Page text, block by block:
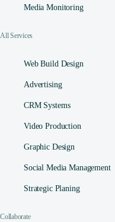
Media Monitoring
All Services
Web Build Design
Advertising
CRM Systems
Video Production
Graphic Design
Social Media Management​
Strategic Planing
Collaborate